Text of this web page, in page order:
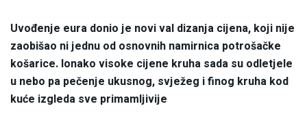
Uvođenje eura donio je novi val dizanja cijena, koji nije
zaobišao ni jednu od osnovnih namirnica potrošačke
košarice. Ionako visoke cijene kruha sada su odletjele
u nebo pa pečenje ukusnog, svježeg i finog kruha kod
kuće izgleda sve primamljivije